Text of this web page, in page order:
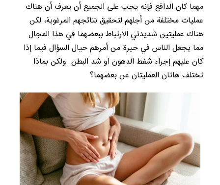
مهما كان الدافع فإنه يجب على الجميع أن يعرف أن هناك
عمليات مختلفة من أجلهم لتحقيق نتائجهم المرغوبة، لكن
هناك عمليتين شديدتي الارتباط ببعضهما في هذا المجال
مما يجعل الناس في حيرة من أمرهم حيال السؤال فيما إذا
كان عليهم إجراء شفط الدهون او شد البطن. ولكن بماذا
تختلف هاتان العمليتان عن بعضهما؟